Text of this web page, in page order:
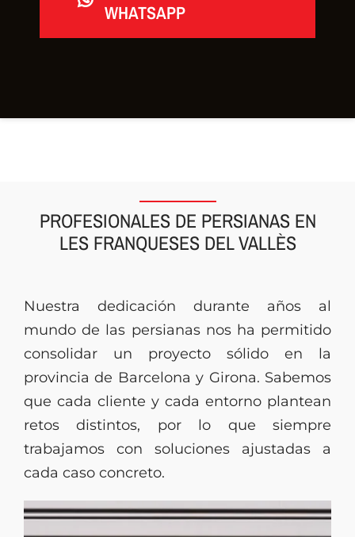
WHATSAPP
PROFESIONALES DE PERSIANAS EN
LES FRANQUESES DEL VALLÈS
Nuestra dedicación durante años al
mundo de las persianas nos ha permitido
consolidar un proyecto sólido en la
provincia de Barcelona y Girona. Sabemos
que cada cliente y cada entorno plantean
retos distintos, por lo que siempre
trabajamos con soluciones ajustadas a
cada caso concreto.